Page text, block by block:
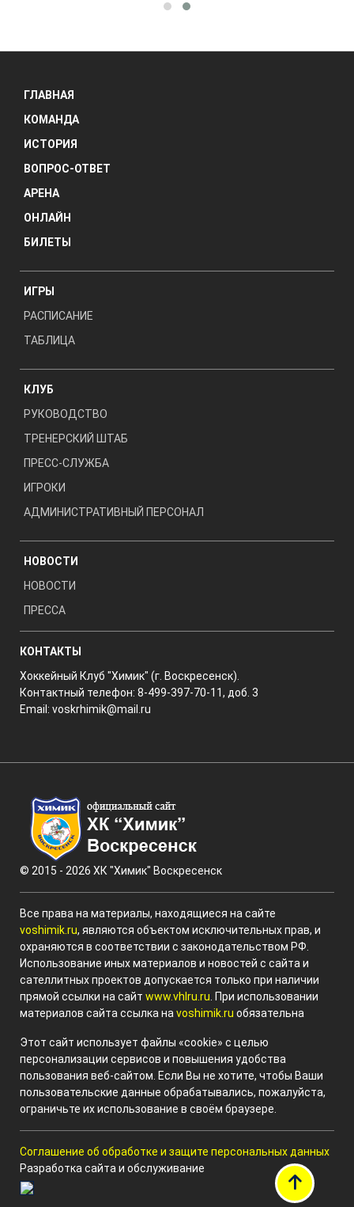
ГЛАВНАЯ
КОМАНДА
ИСТОРИЯ
ВОПРОС-ОТВЕТ
АРЕНА
ОНЛАЙН
БИЛЕТЫ
ИГРЫ
РАСПИСАНИЕ
ТАБЛИЦА
КЛУБ
РУКОВОДСТВО
ТРЕНЕРСКИЙ ШТАБ
ПРЕСС-СЛУЖБА
ИГРОКИ
АДМИНИСТРАТИВНЫЙ ПЕРСОНАЛ
НОВОСТИ
НОВОСТИ
ПРЕССА
КОНТАКТЫ
Хоккейный Клуб "Химик" (г. Воскресенск).
Контактный телефон: 8-499-397-70-11, доб. 3
Email: voskrhimik@mail.ru
© 2015 - 2026 ХК "Химик" Воскресенск
Все права на материалы, находящиеся на сайте
voshimik.ru, являются объектом исключительных прав, и
охраняются в соответствии с законодательством РФ.
Использование иных материалов и новостей с сайта и
сателлитных проектов допускается только при наличии
прямой ссылки на сайт www.vhlru.ru . При использовании
материалов сайта ссылка на voshimik.ru обязательна
Этот сайт использует файлы «cookie» с целью
персонализации сервисов и повышения удобства
пользования веб-сайтом. Если Вы не хотите, чтобы Ваши
пользовательские данные обрабатывались, пожалуйста,
ограничьте их использование в своём браузере.
Соглашение об обработке и защите персональных данных
Разработка сайта и обслуживание